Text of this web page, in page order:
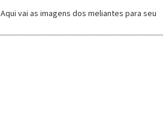
vai as imagens dos meliantes para seu